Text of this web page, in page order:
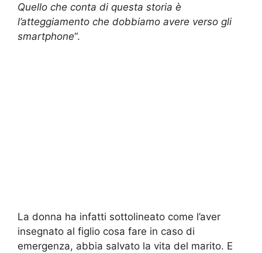
Quello che conta di questa storia è
l’atteggiamento che dobbiamo avere verso gli
smartphone“.
La donna ha infatti sottolineato come l’aver
insegnato al figlio cosa fare in caso di
emergenza, abbia salvato la vita del marito. E